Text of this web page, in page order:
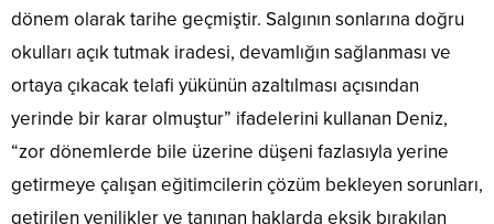
dönem olarak tarihe geçmiştir. Salgının sonlarına doğru
okulları açık tutmak iradesi, devamlığın sağlanması ve
ortaya çıkacak telafi yükünün azaltılması açısından
yerinde bir karar olmuştur” ifadelerini kullanan Deniz,
“zor dönemlerde bile üzerine düşeni fazlasıyla yerine
getirmeye çalışan eğitimcilerin çözüm bekleyen sorunları,
getirilen yenilikler ve tanınan haklarda eksik bırakılan